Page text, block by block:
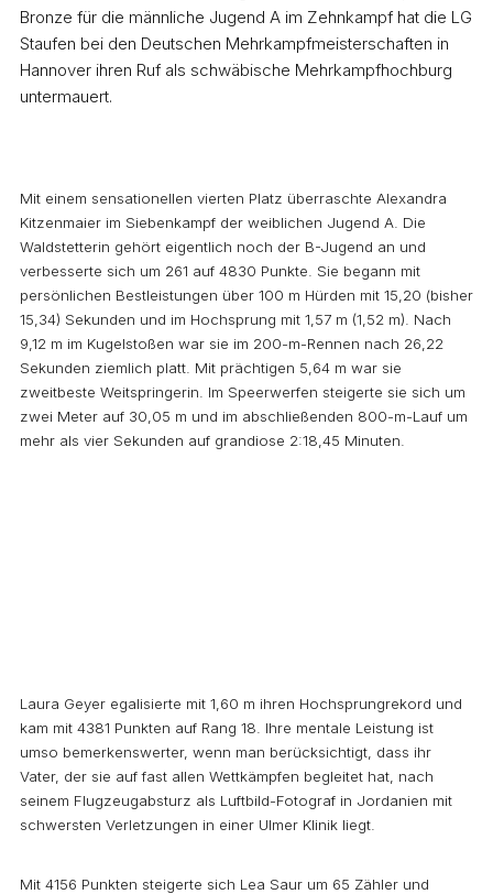
Bronze für die männliche Jugend A im Zehnkampf hat die LG
Staufen bei den Deutschen Mehrkampfmeisterschaften in
Hannover ihren Ruf als schwäbische Mehrkampfhochburg
untermauert.
Mit einem sensationellen vierten Platz überraschte Alexandra
Kitzenmaier im Siebenkampf der weiblichen Jugend A. Die
Waldstetterin gehört eigentlich noch der B-Jugend an und
verbesserte sich um 261 auf 4830 Punkte. Sie begann mit
persönlichen Bestleistungen über 100 m Hürden mit 15,20 (bisher
15,34) Sekunden und im Hochsprung mit 1,57 m (1,52 m). Nach
9,12 m im Kugelstoßen war sie im 200-m-Rennen nach 26,22
Sekunden ziemlich platt. Mit prächtigen 5,64 m war sie
zweitbeste Weitspringerin. Im Speerwerfen steigerte sie sich um
zwei Meter auf 30,05 m und im abschließenden 800-m-Lauf um
mehr als vier Sekunden auf grandiose 2:18,45 Minuten.
Laura Geyer egalisierte mit 1,60 m ihren Hochsprungrekord und
kam mit 4381 Punkten auf Rang 18. Ihre mentale Leistung ist
umso bemerkenswerter, wenn man berücksichtigt, dass ihr
Vater, der sie auf fast allen Wettkämpfen begleitet hat, nach
seinem Flugzeugabsturz als Luftbild-Fotograf in Jordanien mit
schwersten Verletzungen in einer Ulmer Klinik liegt.
Mit 4156 Punkten steigerte sich Lea Saur um 65 Zähler und